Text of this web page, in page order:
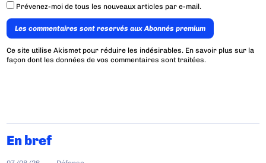
Prévenez-moi de tous les nouveaux articles par e-mail.
Les commentaires sont reservés aux Abonnés premium
Ce site utilise Akismet pour réduire les indésirables. En savoir plus sur la
façon dont les données de vos commentaires sont traitées.
En bref